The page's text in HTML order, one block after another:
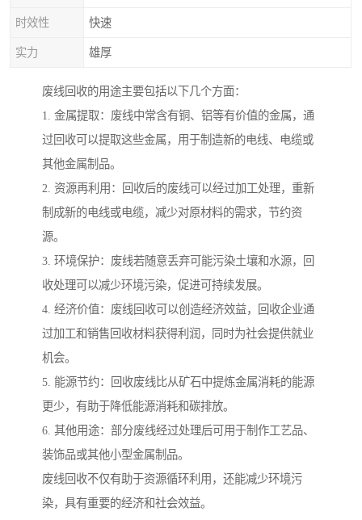
时效性 快速
实力 雄厚
废线回收的用途主要包括以下几个方面：
1. 金属提取：废线中常含有铜、铝等有价值的金属，通
过回收可以提取这些金属，用于制造新的电线、电缆或
其他金属制品。
2. 资源再利用：回收后的废线可以经过加工处理，重新
制成新的电线或电缆，减少对原材料的需求，节约资
源。
3. 环境保护：废线若随意丢弃可能污染土壤和水源，回
收处理可以减少环境污染，促进可持续发展。
4. 经济价值：废线回收可以创造经济效益，回收企业通
过加工和销售回收材料获得利润，同时为社会提供就业
机会。
5. 能源节约：回收废线比从矿石中提炼金属消耗的能源
更少，有助于降低能源消耗和碳排放。
6. 其他用途：部分废线经过处理后可用于制作工艺品、
装饰品或其他小型金属制品。
废线回收不仅有助于资源循环利用，还能减少环境污
染，具有重要的经济和社会效益。